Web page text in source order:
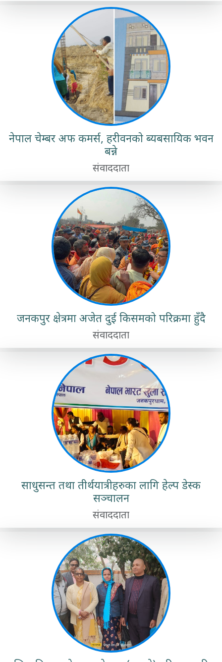
नेपाल चेम्बर अफ कमर्स, हरीवनको ब्यबसायिक भवन
बन्ने
संवाददाता
जनकपुर क्षेत्रमा अजेत दुई किसमको परिक्रमा हुँदै
संवाददाता
साधुसन्त तथा तीर्थयात्रीहरुका लागि हेल्प डेस्क
सञ्चालन
संवाददाता